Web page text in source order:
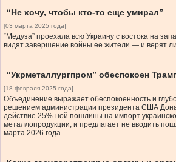
“Не хочу, чтобы кто-то еще умирал”
[03 марта 2025 года]
“Медуза” проехала всю Украину с востока на
видят завершение войны ее жители — и верят
“Укрметаллургпром” обеспокоен
[18 февраля 2025 года]
Объединение выражает обеспокоенность и
решением администрации президента США
действие 25%-ной пошлины на импорт
металлопродукции, и предлагает не вводить
марта 2026 года